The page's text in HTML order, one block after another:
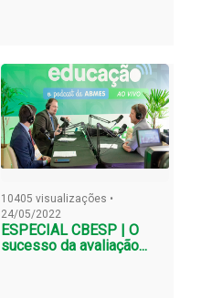
10405 visualizações •
24/05/2022
ESPECIAL CBESP | O
sucesso da avaliação...